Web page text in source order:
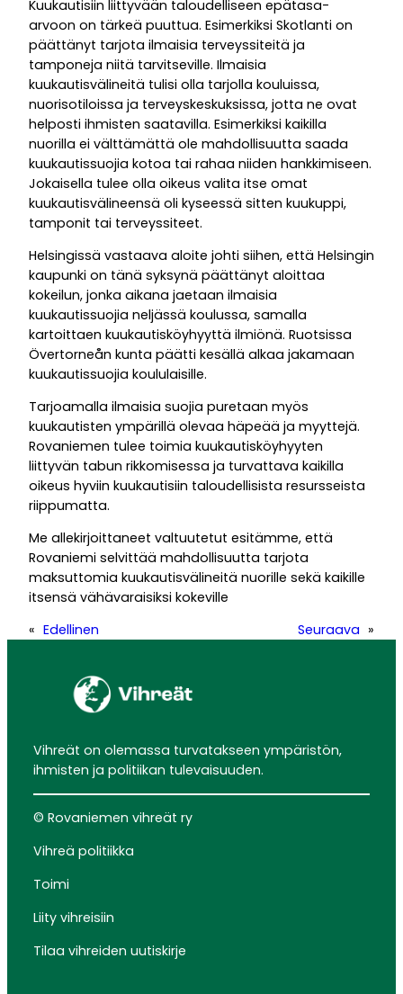
Kuukautisiin liittyvään taloudelliseen epätasa-
arvoon on tärkeä puuttua. Esimerkiksi Skotlanti on
päättänyt tarjota ilmaisia terveyssiteitä ja
tamponeja niitä tarvitseville. Ilmaisia
kuukautisvälineitä tulisi olla tarjolla kouluissa,
nuorisotiloissa ja terveyskeskuksissa, jotta ne ovat
helposti ihmisten saatavilla. Esimerkiksi kaikilla
nuorilla ei välttämättä ole mahdollisuutta saada
kuukautissuojia kotoa tai rahaa niiden hankkimiseen.
Jokaisella tulee olla oikeus valita itse omat
kuukautisvälineensä oli kyseessä sitten kuukuppi,
tamponit tai terveyssiteet.
Helsingissä vastaava aloite johti siihen, että Helsingin
kaupunki on tänä syksynä päättänyt aloittaa
kokeilun, jonka aikana jaetaan ilmaisia
kuukautissuojia neljässä koulussa, samalla
kartoittaen kuukautisköyhyyttä ilmiönä. Ruotsissa
Övertorneån kunta päätti kesällä alkaa jakamaan
kuukautissuojia koululaisille.
Tarjoamalla ilmaisia suojia puretaan myös
kuukautisten ympärillä olevaa häpeää ja myyttejä.
Rovaniemen tulee toimia kuukautisköyhyyten
liittyvän tabun rikkomisessa ja turvattava kaikilla
oikeus hyviin kuukautisiin taloudellisista resursseista
riippumatta.
Me allekirjoittaneet valtuutetut esitämme, että
Rovaniemi selvittää mahdollisuutta tarjota
maksuttomia kuukautisvälineitä nuorille sekä kaikille
itsensä vähävaraisiksi kokeville
« Edellinen Seuraava »
Vihreät on olemassa turvatakseen ympäristön,
ihmisten ja politiikan tulevaisuuden.
© Rovaniemen vihreät ry
Vihreä politiikka
Toimi
Liity vihreisiin
Tilaa vihreiden uutiskirje